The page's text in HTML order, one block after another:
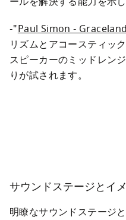
-"Paul Simon -
リズムとアコースティッ
スピーカーのミッドレン
りが試されます。
サウンドステージとイ
明瞭なサウンドステージ